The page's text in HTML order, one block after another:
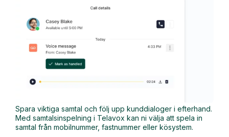
Spara viktiga samtal och följ upp kunddialoger i efterhand.
Med samtalsinspelning i Telavox kan ni välja att spela in
samtal från mobilnummer, fastnummer eller kösystem.